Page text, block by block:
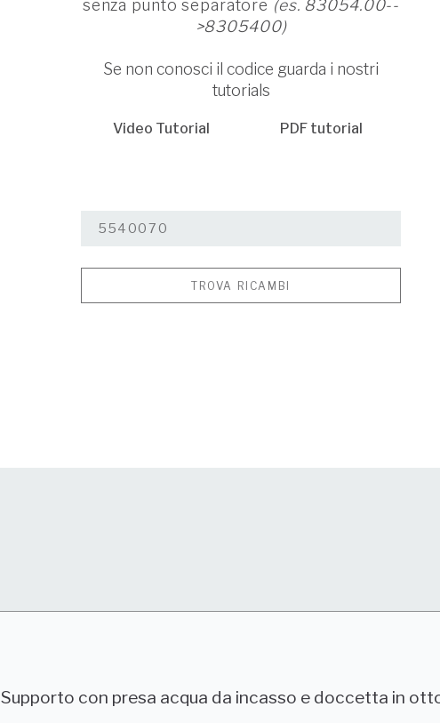
senza punto separatore (es. 83054.00--
>8305400)
Se non conosci il codice guarda i nostri
tutorials
Video Tutorial PDF tutorial
TROVA RICAMBI
Supporto con presa acqua da incasso e doccetta in